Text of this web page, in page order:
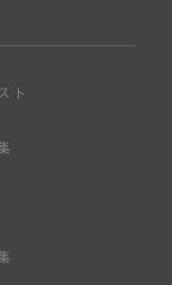
方法に従って
取り消すこと
ト